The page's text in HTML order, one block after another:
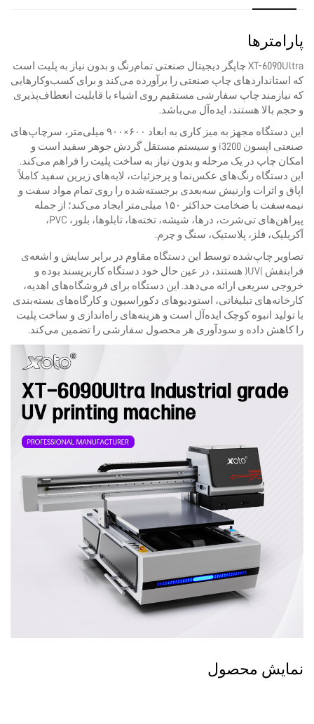
پارامترها
XT-6090Ultra چاپگر دیجیتال صنعتی تمام‌رنگ و بدون نیاز به پلیت است
که استانداردهای چاپ صنعتی را برآورده می‌کند و برای کسب‌وکارهایی
که نیازمند چاپ سفارشی مستقیم روی اشیاء با قابلیت انعطاف‌پذیری
و حجم بالا هستند، ایده‌آل می‌باشد.
این دستگاه مجهز به میز کاری به ابعاد ۶۰۰×۹۰۰ میلی‌متر، سرچاپ‌های
صنعتی اپسون i3200 و سیستم مستقل گردش جوهر سفید است و
امکان چاپ در یک مرحله و بدون نیاز به ساخت پلیت را فراهم می‌کند.
این دستگاه رنگ‌های عکس‌نما و پرجزئیات، لایه‌های زیرین سفید کاملاً
اپاق و اثرات وارنیش سه‌بعدی برجسته‌شده را روی تمام مواد سفت و
نیمه‌سفت با ضخامت حداکثر ۱۵۰ میلی‌متر ایجاد می‌کند؛ از جمله
پیراهن‌های تی‌شرت، درها، شیشه، تخته‌ها، تابلوها، بلور، PVC،
آکریلیک، فلز، پلاستیک، سنگ و چرم.
تصاویر چاپ‌شده توسط این دستگاه مقاوم در برابر سایش و اشعه‌ی
فرابنفش (UV) هستند، در عین حال خود دستگاه کاربرپسند بوده و
خروجی سریعی ارائه می‌دهد. این دستگاه برای فروشگاه‌های اهدیه،
کارخانه‌های تبلیغاتی، استودیوهای دکوراسیون و کارگاه‌های بسته‌بندی
با تولید انبوه کوچک ایده‌آل است و هزینه‌های راه‌اندازی و ساخت پلیت
را کاهش داده و سودآوری هر محصول سفارشی را تضمین می‌کند.
نمایش محصول